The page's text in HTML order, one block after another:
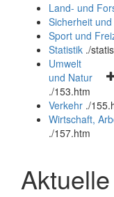
und
schließen
Land- und
Sicherheit
Sport und
Statistik ./
Umwelt
und Natur
./153.htm
Verkehr ./
Wirtschaft,
./157.htm